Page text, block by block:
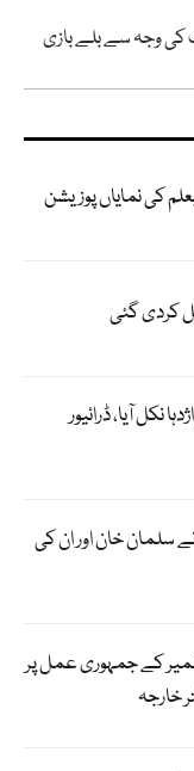
کی وجہ سے بلے بازی
کی نمایاں پوزیشن
کردی گئی
نکل آیا، ڈرائیور
سلمان خان اور ان کی
کے جمہوری عمل پر
خارجہ